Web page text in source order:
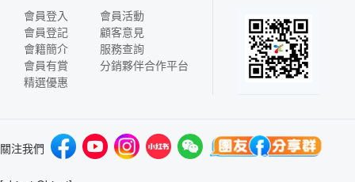
會員登入
會員登記
會籍簡介
會員有賞
精選優惠
會員活動
顧客意見
服務查詢
分銷夥伴合作平台
關注我們